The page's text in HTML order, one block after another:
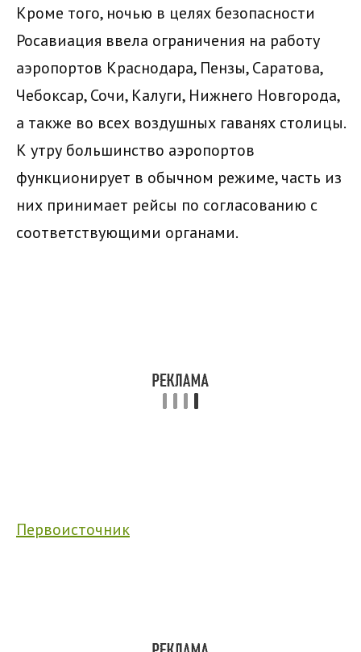
Кроме того, ночью в целях безопасности
Росавиация ввела ограничения на работу
аэропортов Краснодара, Пензы, Саратова,
Чебоксар, Сочи, Калуги, Нижнего Новгорода,
а также во всех воздушных гаванях столицы.
К утру большинство аэропортов
функционирует в обычном режиме, часть из
них принимает рейсы по согласованию с
соответствующими органами.
Первоисточник